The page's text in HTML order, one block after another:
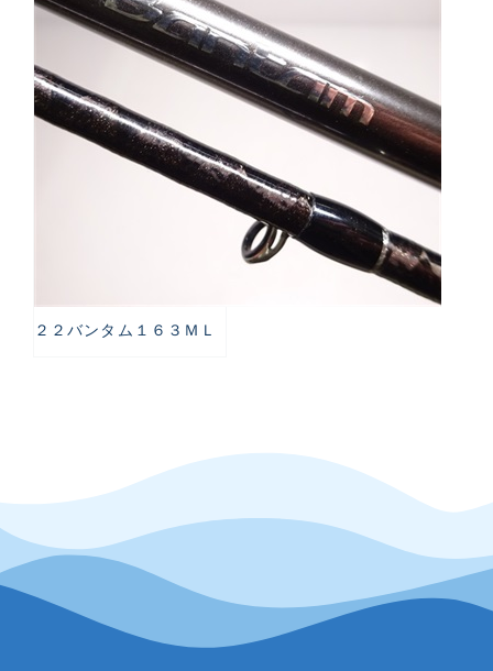
２２バンタム１６３ＭＬ